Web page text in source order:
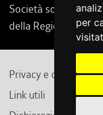
per
Società soggetta a
della Regione Friuli
Privacy e cambio
Link utili
Contatti